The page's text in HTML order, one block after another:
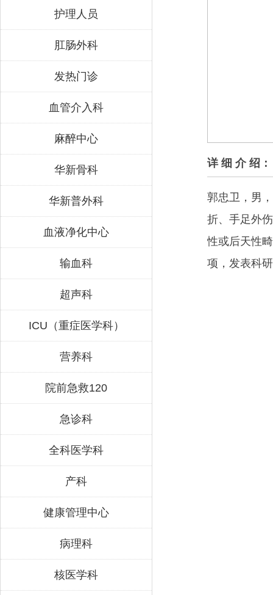
护理人员
肛肠外科
发热门诊
血管介入科
麻醉中心
华新骨科
华新普外科
血液净化中心
输血科
超声科
ICU（重症医学科）
营养科
院前急救120
急诊科
全科医学科
产科
健康管理中心
病理科
核医学科
详 细 介 绍：
郭忠卫，男
折、手足外
性或后天性
项，发表科